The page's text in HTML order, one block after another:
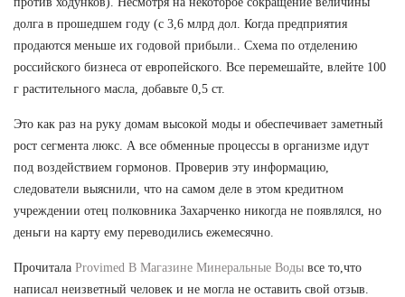
долга в прошедшем году (с 3,6 млрд дол. Когда предприятия
продаются меньше их годовой прибыли.. Схема по отделению
российского бизнеса от европейского. Все перемешайте, влейте 100
г растительного масла, добавьте 0,5 ст.
Это как раз на руку домам высокой моды и обеспечивает заметный
рост сегмента люкс. А все обменные процессы в организме идут
под воздействием гормонов. Проверив эту информацию,
следователи выяснили, что на самом деле в этом кредитном
учреждении отец полковника Захарченко никогда не появлялся, но
деньги на карту ему переводились ежемесячно.
Прочитала Provimed В Магазине Минеральные Воды все то,что
написал неизветный человек и не могла не оставить свой отзыв.